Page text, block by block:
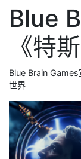
Blue
《特
Blue Brain Games
世界